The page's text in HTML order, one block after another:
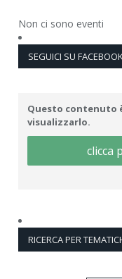
Non ci sono eventi
SEGUICI SU
Questo contenuto
visualizzarlo.
clicca
RICERCA PER